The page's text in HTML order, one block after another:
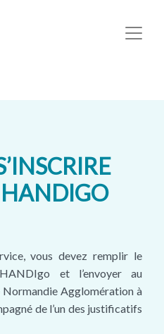
HANDIGO
vous devez remplir le
et l’envoyer au
Agglomération à
de l’un des justificatifs